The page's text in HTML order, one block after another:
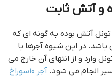
و آتش ثابت
تونل آتش بوده به گونه ای که
در این شیوه آجرها با
وارد و از انتهای آن خارج می
انجام می شود. آجر ۱۰سوراخ